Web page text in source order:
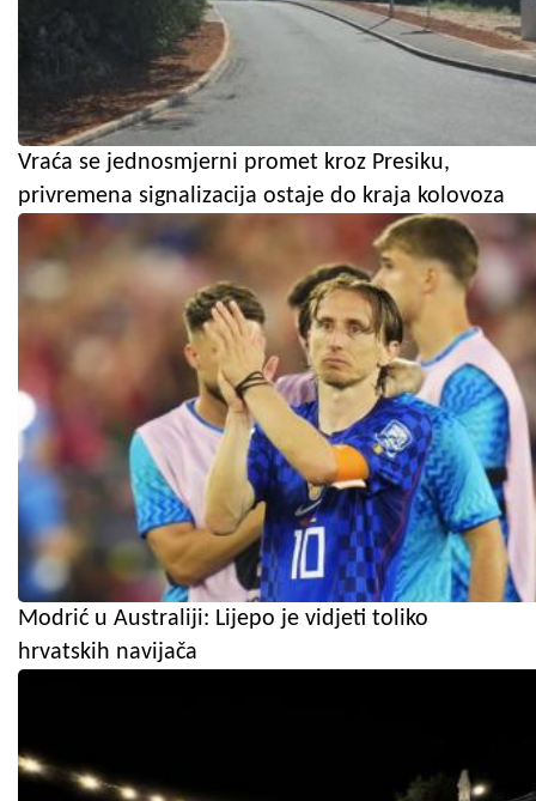
Vraća se jednosmjerni promet kroz Presiku,
privremena signalizacija ostaje do kraja kolovoza
Modrić u Australiji: Lijepo je vidjeti toliko
hrvatskih navijača